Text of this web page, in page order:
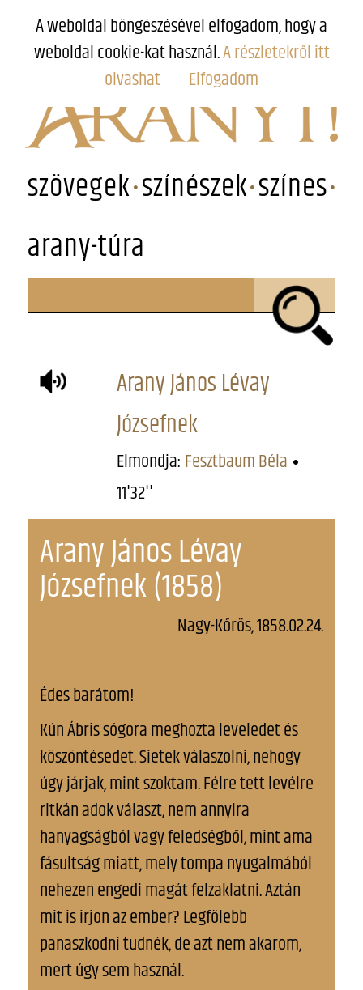
szövegek színészek színes
arany-túra
Arany János Lévay
Józsefnek
Elmondja: Fesztbaum Béla
11'32''
Arany János Lévay
Józsefnek (1858)
Nagy-Kőrös, 1858.02.24.
Édes barátom!
Kún Ábris sógora meghozta leveledet és
köszöntésedet. Sietek válaszolni, nehogy
úgy járjak, mint szoktam. Félre tett levélre
ritkán adok választ, nem annyira
hanyagságból vagy feledségből, mint ama
fásultság miatt, mely tompa nyugalmából
nehezen engedi magát felzaklatni. Aztán
mit is irjon az ember? Legfölebb
panaszkodni tudnék, de azt nem akarom,
mert úgy sem használ.
A weboldal böngészésével elfogadom, hogy a
weboldal cookie-kat használ.A részletekről itt
olvashat
Elfogadom